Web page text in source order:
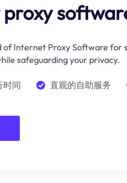
of Internet Proxy Software for
safeguarding your privacy.
时间 直观的自助服务